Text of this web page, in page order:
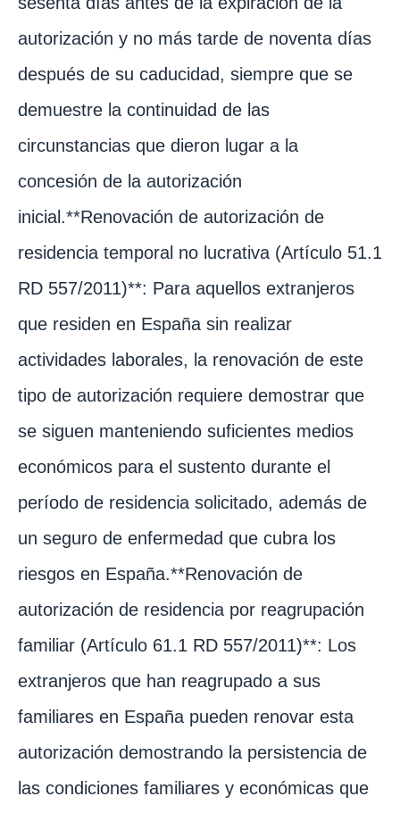
autorización y no más tarde de noventa días
después de su caducidad, siempre que se
demuestre la continuidad de las
circunstancias que dieron lugar a la
concesión de la autorización
inicial.**Renovación de autorización de
residencia temporal no lucrativa (Artículo 51.1
RD 557/2011)**: Para aquellos extranjeros
que residen en España sin realizar
actividades laborales, la renovación de este
tipo de autorización requiere demostrar que
se siguen manteniendo suficientes medios
económicos para el sustento durante el
período de residencia solicitado, además de
un seguro de enfermedad que cubra los
riesgos en España.**Renovación de
autorización de residencia por reagrupación
familiar (Artículo 61.1 RD 557/2011)**: Los
extranjeros que han reagrupado a sus
familiares en España pueden renovar esta
autorización demostrando la persistencia de
las condiciones familiares y económicas que